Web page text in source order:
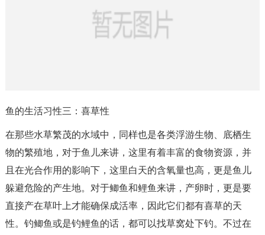
鱼的生活习性三：喜草性
在那些水草繁茂的水域中，同样也是各类浮游生物、底栖生
物的繁殖地，对于鱼儿来讲，这里有着丰富的食物资源，并
且在光合作用的影响下，这里白天的含氧量也高，更是鱼儿
躲避危险的产生地。对于鲫鱼和鲤鱼来讲，产卵时，更是要
直接产在草叶上才能确保成活率，因此它们都有喜草的天
性。钓鲫鱼或是钓鲤鱼的话，都可以找草窝处下钓。不过在